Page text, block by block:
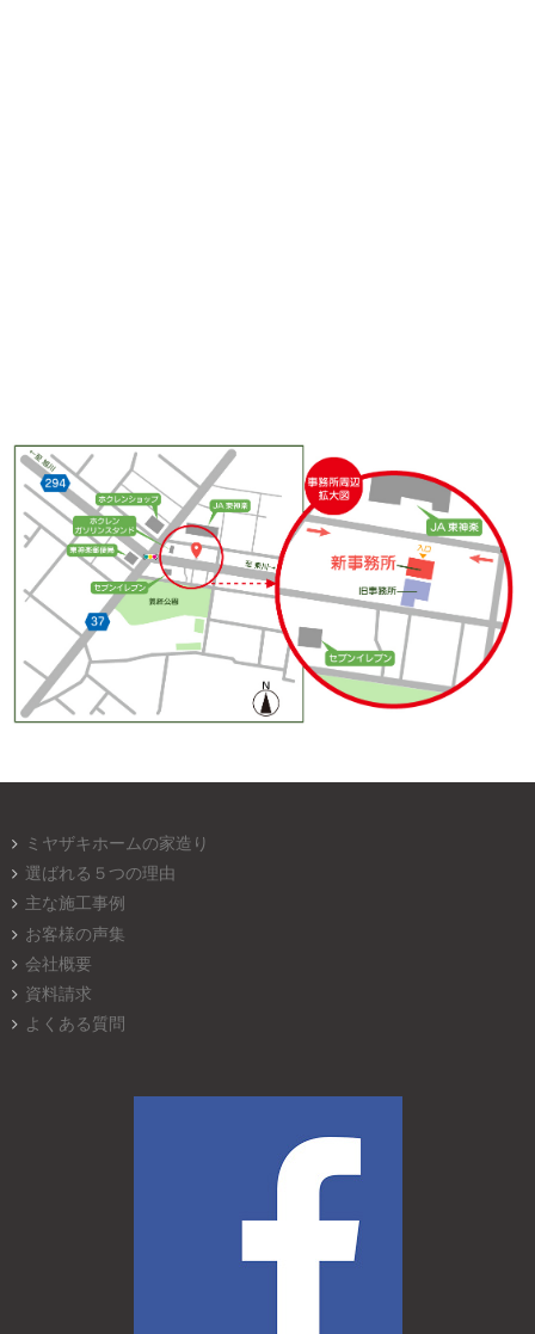
ミヤザキホームの家造り
選ばれる５つの理由
主な施工事例
お客様の声集
会社概要
資料請求
よくある質問